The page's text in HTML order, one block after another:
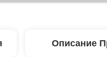
Описание